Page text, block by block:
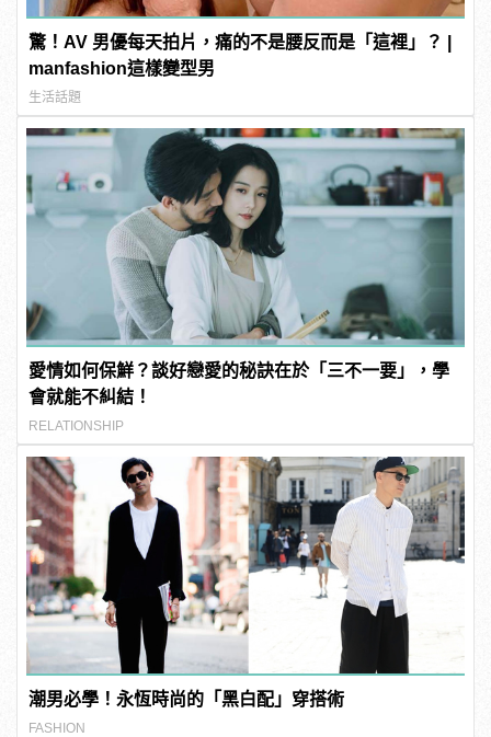
驚！AV 男優每天拍片，痛的不是腰反而是「這裡」？ |
manfashion這樣變型男
生活話題
愛情如何保鮮？談好戀愛的秘訣在於「三不一要」，學
會就能不糾結！
RELATIONSHIP
潮男必學！永恆時尚的「黑白配」穿搭術
FASHION